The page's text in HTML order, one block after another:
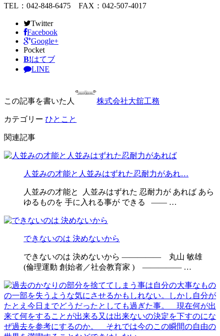
TEL：042-848-6475 FAX：042-507-4017
Twitter
Facebook
Google+
Pocket
B!はてブ
LINE
この記事を書いた人 株式会社大舘工務
カテゴリー ひとこと
関連記事
人並みの才能と人並みはずれた忍耐力があれ…
人並みの才能と 人並みはずれた 忍耐力が あれば あら
ゆるものを 手に入れる事が できる —— …
できないのは 決めないから
できないのは 決めないから ————— 丸山 敏雄
(倫理運動 創始者／社会教育家 ) ————— …